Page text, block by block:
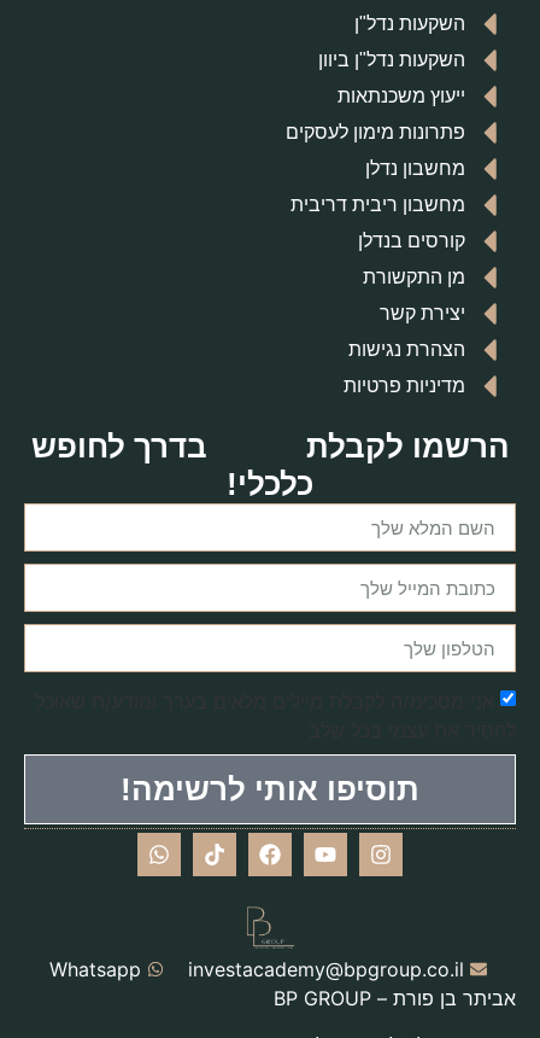
השקעות נדל"ן
השקעות נדל"ן ביוון
ייעוץ משכנתאות
פתרונות מימון לעסקים
מחשבון נדלן
מחשבון ריבית דריבית
קורסים בנדלן
מן התקשורת
יצירת קשר
הצהרת נגישות
מדיניות פרטיות
הרשמו לקבלת
בדרך לחופש
כלכלי!
תוסיפו אותי לרשימה!
investacademy@bpgroup.co.il
Whatsapp
אביתר בן פורת – BP GROUP